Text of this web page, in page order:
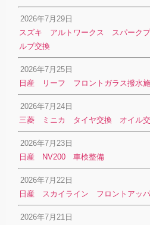
2026年7月29日
スズキ アルトワークス スパークプ
ルブ交換
2026年7月25日
日産 リーフ フロントガラス撥水
2026年7月24日
三菱 ミニカ タイヤ交換 オイル
2026年7月23日
日産 NV200 車検整備
2026年7月22日
日産 スカイライン フロントアッ
2026年7月21日